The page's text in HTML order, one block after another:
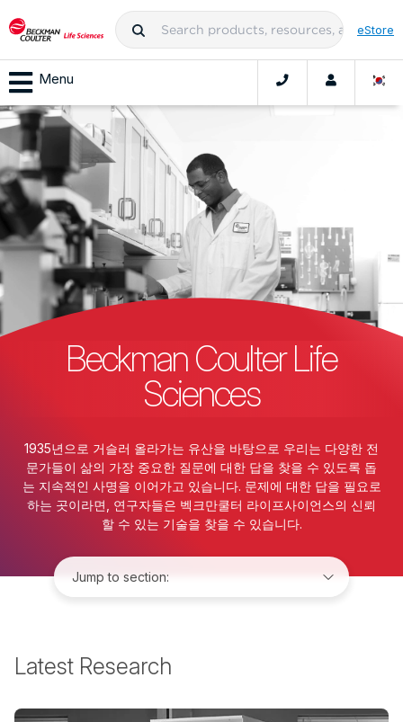
eStore
Menu
Beckman Coulter Life
Sciences
1935년으로 거슬러 올라가는 유산을 바탕으로 우리는 다양한 전
문가들이 삶의 가장 중요한 질문에 대한 답을 찾을 수 있도록 돕
는 지속적인 사명을 이어가고 있습니다. 문제에 대한 답을 필요로
하는 곳이라면, 연구자들은 벡크만쿨터 라이프사이언스의 신뢰
할 수 있는 기술을 찾을 수 있습니다.
Latest Research